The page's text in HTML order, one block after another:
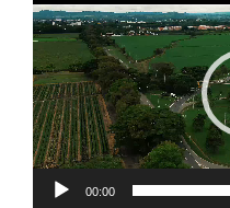
de
vídeo
00:00